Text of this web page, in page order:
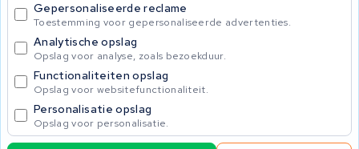
Gepersonaliseerde reclame
Toestemming voor gepersonaliseerde advertenties.
Analytische opslag
Opslag voor analyse, zoals bezoekduur.
Functionaliteiten opslag
Opslag voor websitefunctionaliteit.
Personalisatie opslag
Opslag voor personalisatie.